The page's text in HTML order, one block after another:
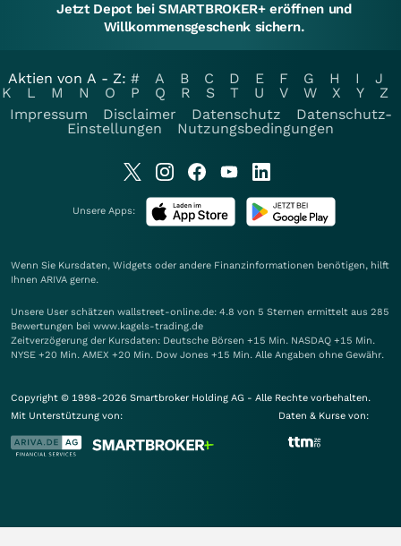
Jetzt Depot bei SMARTBROKER+ eröffnen und
Willkommensgeschenk sichern.
Aktien von A - Z: # A B C D E F G H I
J
K
L M N O P Q R S T U V W X Y
Z
Impressum
Disclaimer Datenschutz
Datenschutz-
Einstellungen
Nutzungsbedingungen
Unsere Apps:
Wenn Sie Kursdaten, Widgets oder andere Finanzinformationen benötigen, hilft
Ihnen ARIVA gerne.
Unsere User schätzen wallstreet-online.de: 4.8 von 5 Sternen ermittelt aus 285
Bewertungen bei www.kagels-trading.de
Zeitverzögerung der Kursdaten: Deutsche Börsen +15 Min. NASDAQ +15 Min.
NYSE +20 Min. AMEX +20 Min. Dow Jones +15 Min. Alle Angaben ohne Gewähr.
Copyright © 1998-2026 Smartbroker Holding AG - Alle Rechte vorbehalten.
Mit Unterstützung von:
Daten & Kurse von: